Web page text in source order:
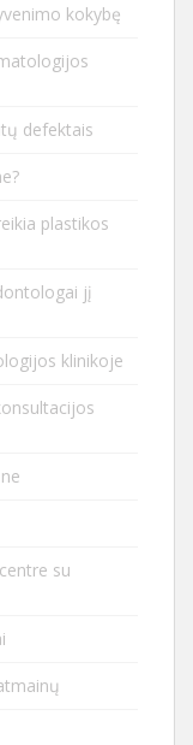
kokybę
defektais
plastikos
jį
klinikoje
su